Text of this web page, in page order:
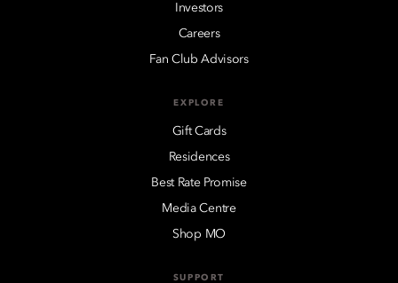
Investors
Careers
Fan Club Advisors
EXPLORE
Gift Cards
Residences
Best Rate Promise
Media Centre
Shop MO
SUPPORT